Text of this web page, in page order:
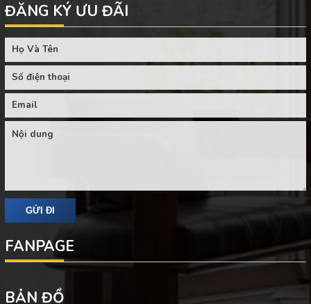
ĐĂNG KÝ ƯU ĐÃI
FANPAGE
BẢN ĐỒ